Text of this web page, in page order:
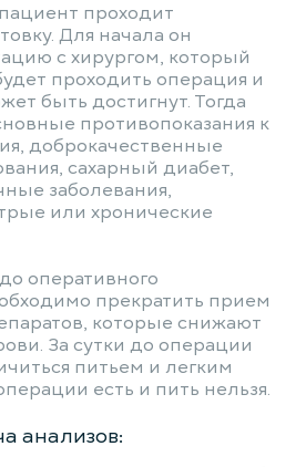
проходит
Для начала он
с хирургом, который
проходить операция и
быть достигнут. Тогда
противопоказания к
доброкачественные
сахарный диабет,
заболевания,
или хронические
оперативного
прекратить прием
которые снижают
За сутки до операции
питьем и легким
есть и пить нельзя.
анализов: